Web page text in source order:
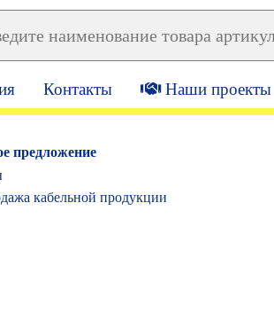
Контакты Наши проекты
предложение
кабельной продукции